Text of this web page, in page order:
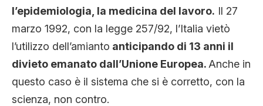
l’epidemiologia, la medicina del lavoro. Il 27
marzo 1992, con la legge 257/92, l’Italia vietò
l’utilizzo dell’amianto anticipando di 13 anni il
divieto emanato dall’Unione Europea. Anche in
questo caso è il sistema che si è corretto, con la
scienza, non contro.